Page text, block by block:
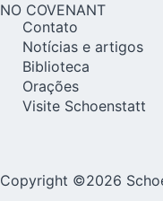
NO COVENANT
Contato
Notícias e artigos
Biblioteca
Orações
Visite Schoenstatt
Copyright ©2026